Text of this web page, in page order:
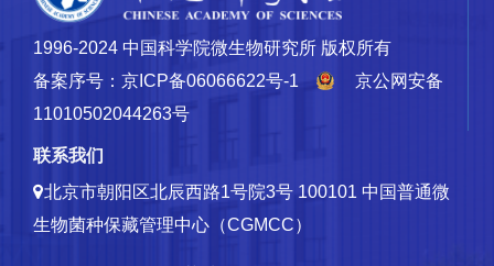
1996-2024 中国科学院微生物研究所 版权所有
备案序号：京ICP备06066622号-1
京公网安备
11010502044263号
联系我们
北京市朝阳区北辰西路1号院3号 100101 中国普通微
生物菌种保藏管理中心（CGMCC）